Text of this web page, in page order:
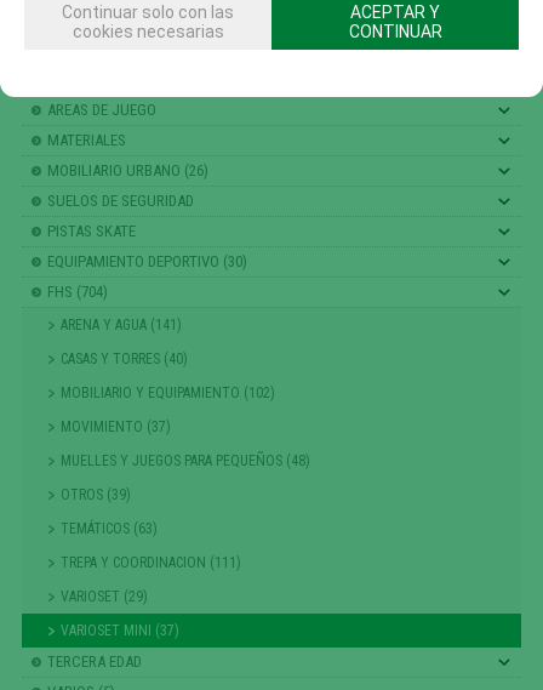
SOLICITAR MÁS INFO RECOMENDAR
AREAS DE JUEGO
MATERIALES
MOBILIARIO URBANO (26)
SUELOS DE SEGURIDAD
PISTAS SKATE
EQUIPAMIENTO DEPORTIVO (30)
FHS (704)
ARENA Y AGUA (141)
CASAS Y TORRES (40)
MOBILIARIO Y EQUIPAMIENTO (102)
MOVIMIENTO (37)
MUELLES Y JUEGOS PARA PEQUEÑOS (48)
OTROS (39)
TEMÁTICOS (63)
TREPA Y COORDINACION (111)
VARIOSET (29)
VARIOSET MINI (37)
TERCERA EDAD
Continuar solo con las
cookies necesarias
ACEPTAR Y
CONTINUAR